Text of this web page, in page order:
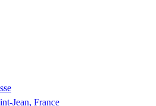
Jean, France